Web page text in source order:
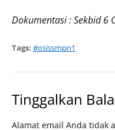
Dokumentasi : Sekbid 6
Tags: #osissmpn1
Tinggalkan
Alamat email Anda tidak